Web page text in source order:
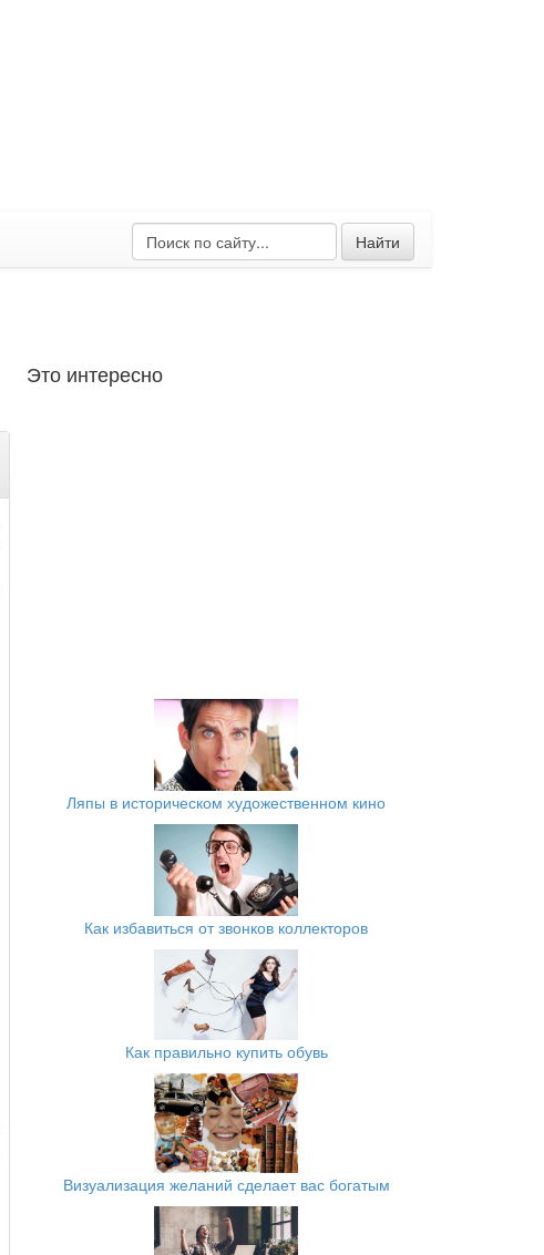
Найти
Это интересно
Ляпы в историческом художественном кино
Как избавиться от звонков коллекторов
Как правильно купить обувь
Визуализация желаний сделает вас богатым